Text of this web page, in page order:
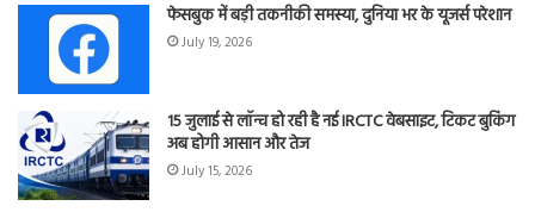
फेसबुक में बड़ी तकनीकी समस्या, दुनिया भर के यूजर्स परेशान
July 19, 2026
15 जुलाई से लॉन्च हो रही है नई IRCTC वेबसाइट, टिकट बुकिंग
अब होगी आसान और तेज
July 15, 2026